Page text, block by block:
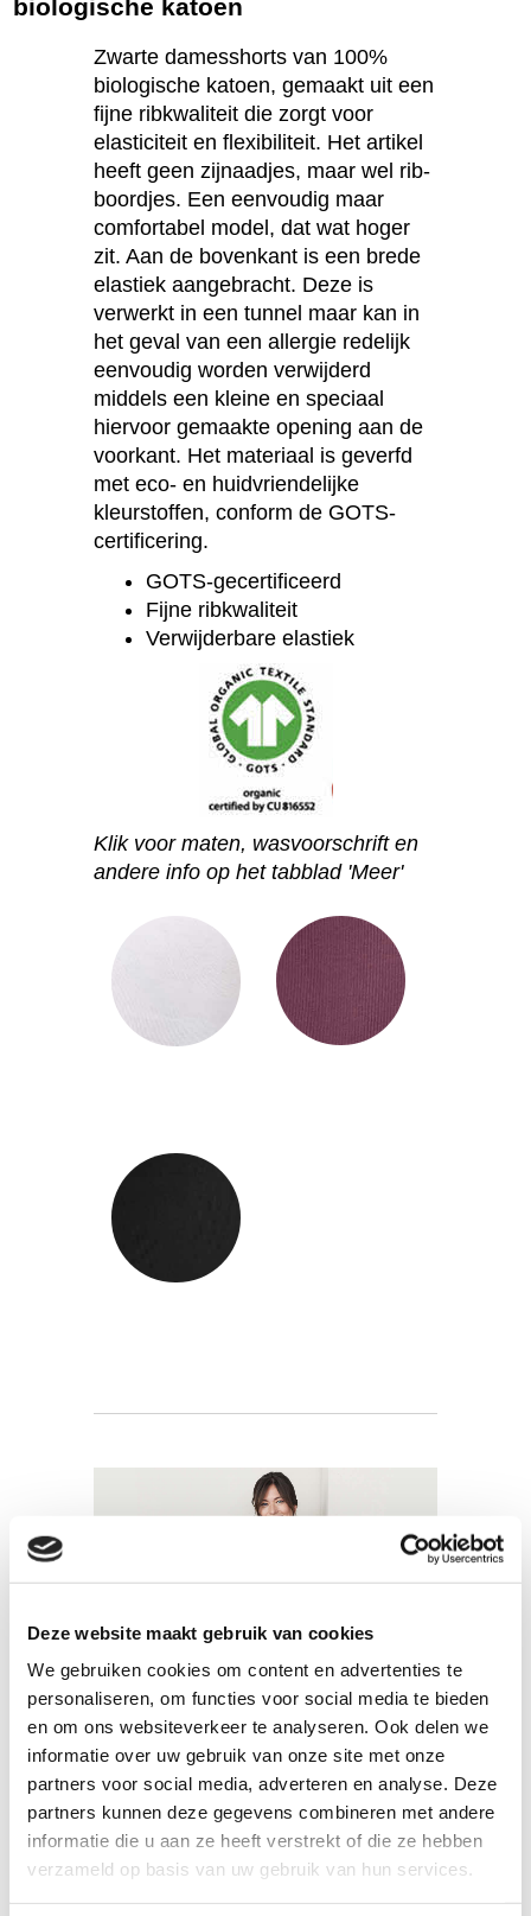
Deze website maakt gebruik van cookies
We gebruiken cookies om content en advertenties te
personaliseren, om functies voor social media te bieden
en om ons websiteverkeer te analyseren. Ook delen we
informatie over uw gebruik van onze site met onze
partners voor social media, adverteren en analyse. Deze
partners kunnen deze gegevens combineren met andere
informatie die u aan ze heeft verstrekt of die ze hebben
verzameld op basis van uw gebruik van hun services.
biologische katoen
Zwarte damesshorts van 100%
biologische katoen, gemaakt uit een
fijne ribkwaliteit die zorgt voor
elasticiteit en flexibiliteit. Het artikel
heeft geen zijnaadjes, maar wel rib-
boordjes. Een eenvoudig maar
comfortabel model, dat wat hoger
zit. Aan de bovenkant is een brede
elastiek aangebracht. Deze is
verwerkt in een tunnel maar kan in
het geval van een allergie redelijk
eenvoudig worden verwijderd
middels een kleine en speciaal
hiervoor gemaakte opening aan de
voorkant. Het materiaal is geverfd
met eco- en huidvriendelijke
kleurstoffen, conform de GOTS-
certificering.
GOTS-gecertificeerd
Fijne ribkwaliteit
Verwijderbare elastiek
Klik voor maten, wasvoorschrift en
andere info op het tabblad 'Meer'
GOTS-gecertificeerd
ondergoed
Er is een verschil tussen GOTS-